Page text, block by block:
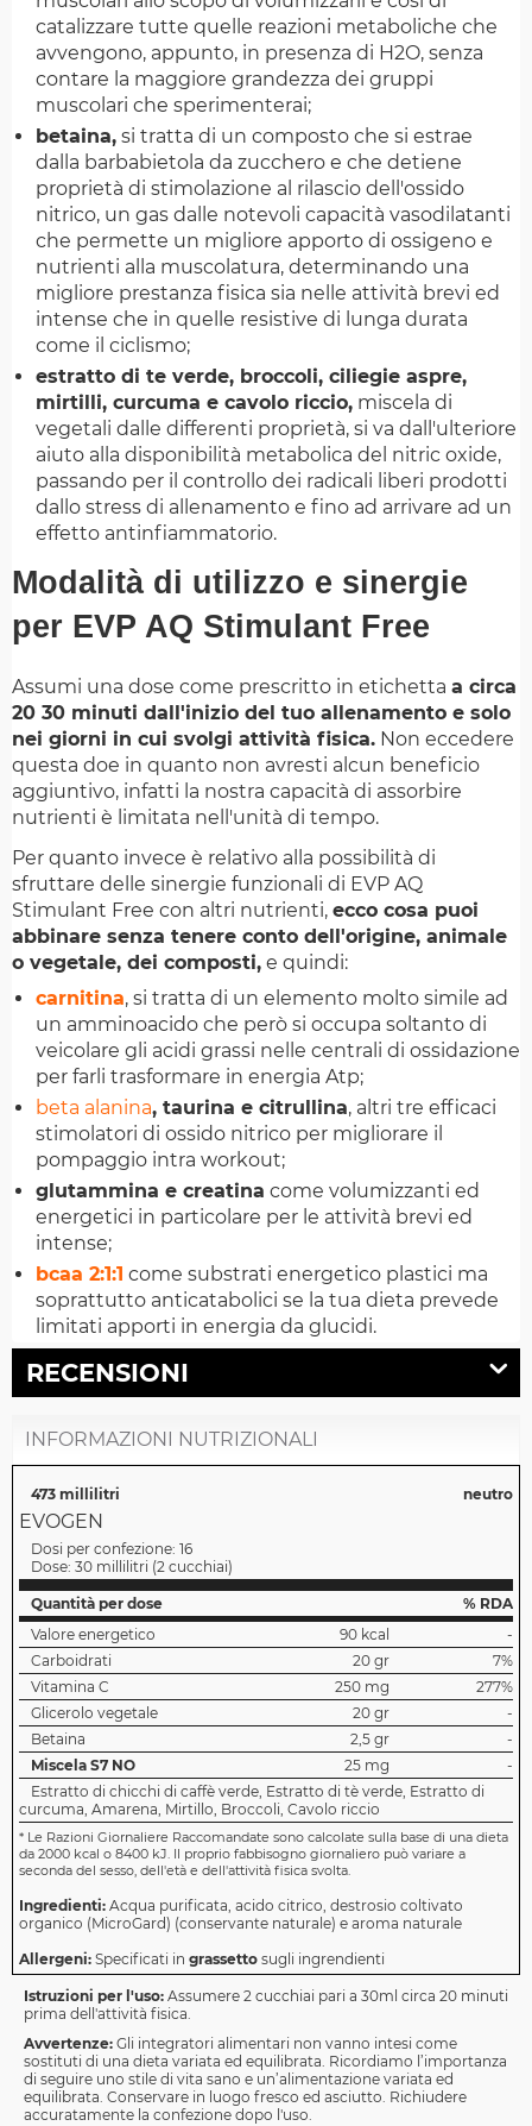
catalizzare tutte quelle reazioni metaboliche che
avvengono, appunto, in presenza di H2O, senza
contare la maggiore grandezza dei gruppi
muscolari che sperimenterai;
betaina, si tratta di un composto che si estrae
dalla barbabietola da zucchero e che detiene
proprietà di stimolazione al rilascio dell'ossido
nitrico, un gas dalle notevoli capacità vasodilatanti
che permette un migliore apporto di ossigeno e
nutrienti alla muscolatura, determinando una
migliore prestanza fisica sia nelle attività brevi ed
intense che in quelle resistive di lunga durata
come il ciclismo;
estratto di te verde, broccoli, ciliegie aspre,
mirtilli, curcuma e cavolo riccio, miscela di
vegetali dalle differenti proprietà, si va dall'ulteriore
aiuto alla disponibilità metabolica del nitric oxide,
passando per il controllo dei radicali liberi prodotti
dallo stress di allenamento e fino ad arrivare ad un
effetto antinfiammatorio.
Modalità di utilizzo e sinergie
per EVP AQ Stimulant Free
Assumi una dose come prescritto in etichetta a circa
20 30 minuti dall'inizio del tuo allenamento e solo
nei giorni in cui svolgi attività fisica. Non eccedere
questa doe in quanto non avresti alcun beneficio
aggiuntivo, infatti la nostra capacità di assorbire
nutrienti è limitata nell'unità di tempo.
Per quanto invece è relativo alla possibilità di
sfruttare delle sinergie funzionali di EVP AQ
Stimulant Free con altri nutrienti, ecco cosa puoi
abbinare senza tenere conto dell'origine, animale
o vegetale, dei composti, e quindi:
carnitina, si tratta di un elemento molto simile ad
un amminoacido che però si occupa soltanto di
veicolare gli acidi grassi nelle centrali di ossidazione
per farli trasformare in energia Atp;
beta alanina, taurina e citrullina, altri tre efficaci
stimolatori di ossido nitrico per migliorare il
pompaggio intra workout;
glutammina e creatina come volumizzanti ed
energetici in particolare per le attività brevi ed
intense;
bcaa 2:1:1 come substrati energetico plastici ma
soprattutto anticatabolici se la tua dieta prevede
limitati apporti in energia da glucidi.
RECENSIONI
INFORMAZIONI NUTRIZIONALI
473 millilitri neutro
EVOGEN
Dosi per confezione: 16
Dose: 30 millilitri (2 cucchiai)
Quantità per dose
% RDA
Valore energetico
90 kcal
-
Carboidrati
20 gr
7%
Vitamina C
250 mg
277%
Glicerolo vegetale
20 gr
-
Betaina
2,5 gr
-
Miscela S7 NO
25 mg
-
Estratto di chicchi di caffè verde, Estratto di tè verde, Estratto di
curcuma, Amarena, Mirtillo, Broccoli, Cavolo riccio
* Le Razioni Giornaliere Raccomandate sono calcolate sulla base di una dieta
da 2000 kcal o 8400 kJ. Il proprio fabbisogno giornaliero può variare a
seconda del sesso, dell'età e dell'attività fisica svolta.
Ingredienti: Acqua purificata, acido citrico, destrosio coltivato
organico (MicroGard) (conservante naturale) e aroma naturale
Allergeni: Specificati in grassetto sugli ingrendienti
Istruzioni per l'uso: Assumere 2 cucchiai pari a 30ml circa 20 minuti
prima dell'attività fisica.
Avvertenze: Gli integratori alimentari non vanno intesi come
sostituti di una dieta variata ed equilibrata. Ricordiamo l’importanza
di seguire uno stile di vita sano e un’alimentazione variata ed
equilibrata. Conservare in luogo fresco ed asciutto. Richiudere
accuratamente la confezione dopo l'uso.